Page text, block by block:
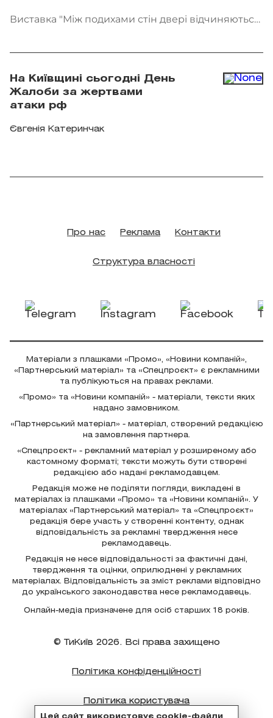
Виставка "Між подихами стін двері відчиняються
На Київщині сьогодні День
Жалоби за жертвами
атаки рф
Євгенія Катеринчак
Цей сайт використовує cookie-файли
Про нас Реклама Контакти
Структура власності
Матеріали з плашками «Промо», «Новини компаній»,
«Партнерський матеріал» та «Спецпроєкт» є рекламними
та публікуються на правах реклами.
«Промо» та «Новини компаній» - матеріали, тексти яких
надано замовником.
«Партнерський матеріал» - матеріал, створений редакцією
на замовлення партнера.
«Спецпроєкт» - рекламний матеріал у розширеному або
кастомному форматі; тексти можуть бути створені
редакцією або надані рекламодавцем.
Редакція може не поділяти погляди, викладені в
матеріалах із плашками «Промо» та «Новини компаній». У
матеріалах «Партнерський матеріал» та «Спецпроєкт»
редакція бере участь у створенні контенту, однак
відповідальність за рекламні твердження несе
рекламодавець.
Редакція не несе відповідальності за фактичні дані,
твердження та оцінки, оприлюднені у рекламних
матеріалах. Відповідальність за зміст реклами відповідно
до українського законодавства несе рекламодавець.
Онлайн-медіа призначене для осіб старших 18 років.
© ТиКиїв 2026. Всі права захищено
Політика конфіденційності
Політика користувача